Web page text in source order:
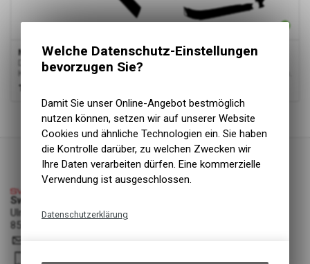
Megamo Reason DJI Carbon (essential)
Der Essential-Kit beinhaltet: Oberrohr, Unterrohr, Sattelrohr, Sitz und
Kettenstreben perfekt passend für das Megamo Reason DJI Carbon.
149.00
1von1Produkten
Swiss Cycle Protection - Fabian Löhrer
Ulmenstrasse 3a
8500 Frauenfeld
Welche Datenschutz-Einstellungen
bevorzugen Sie?
Damit Sie unser Online-Angebot bestmöglich
nutzen können, setzen wir auf unserer Website
Cookies und ähnliche Technologien ein. Sie haben
die Kontrolle darüber, zu welchen Zwecken wir
Ihre Daten verarbeiten dürfen. Eine kommerzielle
Verwendung ist ausgeschlossen.
Datenschutzerklärung